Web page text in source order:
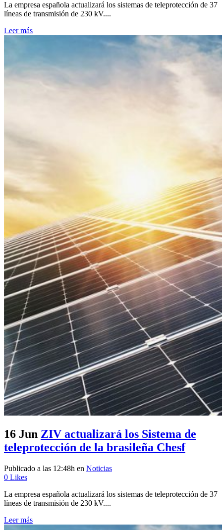
La empresa española actualizará los sistemas de teleprotección de 37
líneas de transmisión de 230 kV....
Leer más
16 Jun ZIV actualizará los Sistema de
teleprotección de la brasileña Chesf
Publicado a las 12:48h en Noticias
0 Likes
La empresa española actualizará los sistemas de teleprotección de 37
líneas de transmisión de 230 kV....
Leer más